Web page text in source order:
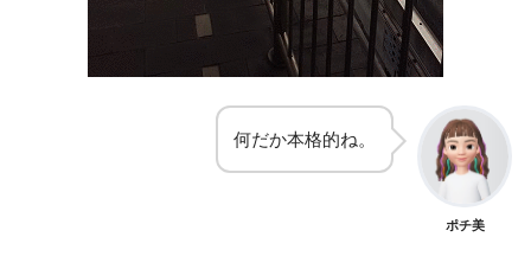
何だか本格的ね。
ポチ美